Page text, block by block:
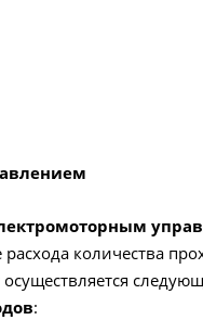
количества
осуществляется
: